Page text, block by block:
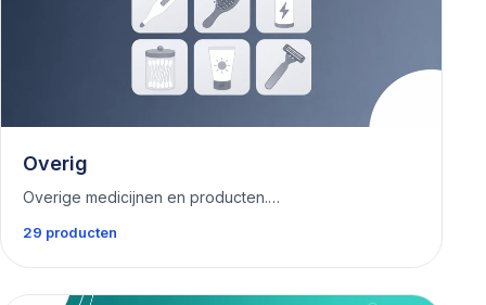
Overig
Overige medicijnen en producten.…
29 producten